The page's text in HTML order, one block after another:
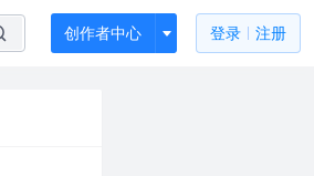
创作者中心 登录 注册